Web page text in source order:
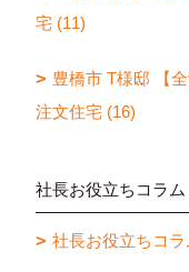
宅 (11)
豊橋市 T様邸 【
注文住宅 (16)
社長お役立ちコラム
社長お役立ちコラ